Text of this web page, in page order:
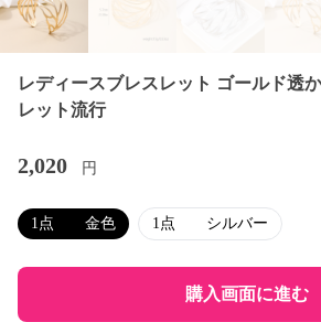
レディースブレスレット ゴールド透
レット流行
2,020 円
1点 金色 1点 シルバー
購入画面に進む